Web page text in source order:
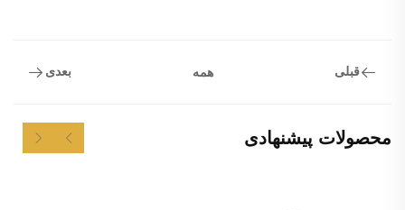
قبلی همه بعدی
محصولات پیشنهادی